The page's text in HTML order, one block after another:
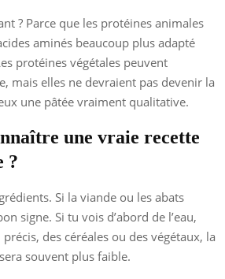
? Parce que les protéines animales
aminés beaucoup plus adapté
protéines végétales peuvent
mais elles ne devraient pas devenir la
une pâtée vraiment qualitative.
une vraie recette
?
Si la viande ou les abats
signe. Si tu vois d’abord de l’eau,
des céréales ou des végétaux, la
souvent plus faible.